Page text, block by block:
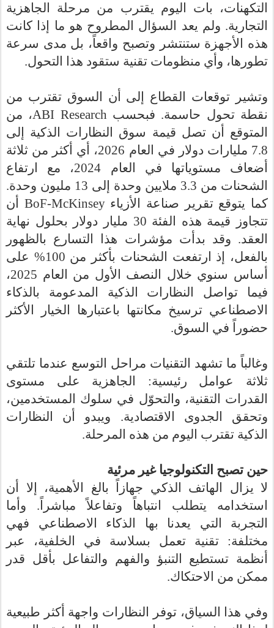
التكهنات، بات اليوم يقترب من مرحلة الجاهزية
التجارية. ولم يعد السؤال المطروح هو ما إذا كانت
هذه الأجهزة ستنتشر وتصبح واقعاً، بل مدى سرعة
تطورها، وأي منظومات تقنية ستقود هذا التحول.
وتشير توقعات القطاع إلى أن السوق تقترب من
نقطة تحول حاسمة. فبحسب ABI Research، من
المتوقع أن تصل قيمة سوق النظارات الذكية إلى
7.8 مليارات دولار في
ال
عام 2026، أي أكثر من ثلاثة
أضعاف مستوياتها في العام 2024، مع ارتفاع
الشحنات من 3.3 ملايين وحدة إلى 13 مليون وحدة.
كما يتوقع تقرير صناعة الأزياءBoF-McKinsey أن
تتجاوز قيمة هذه الفئة 30 مليار دولار بحلول نهاية
العقد. وقد بدأت مؤشرات هذا التسارع بالظهور
بالفعل، إذ ارتفعت الشحنات بأكثر من 100% على
أساس سنوي خلال النصف الأول من العام 2025،
فيما تواصل النظارات الذكية المدعومة بالذكاء
الاصطناعي ترسيخ مكانتها باعتبارها الخيار الأكثر
حضوراً في السوق.
وغالباً ما تشهد التقنيات مراحل التوسع عندما تلتقي
ثلاثة عوامل رئيسية: الجاهزية على مستوى
القدرات التقنية، والتحوّل في سلوك المستخدمين،
وتحقق الجدوى الاقتصادية. ويبدو أن النظارات
الذكية تقترب اليوم من هذه المرحلة.
حين تصبح التكنولوجيا غير مرئية
لا يزال الهاتف الذكي جهازاً بالغ الأهمية، إلا أن
استخدامه يتطلب انتباهاً وتفاعلاً مباشراً. وأما
التجربة التي يعدنا بها الذكاء الاصطناعي فهي
مختلفة: تقنية تعمل بسلاسة في الخلفية، عبر
أنظمة تستطيع التنبؤ والفهم والتفاعل بأقل قدر
ممكن من الاحتكاك.
وفي هذا السياق، توفر النظارات واجهة أكثر طبيعية